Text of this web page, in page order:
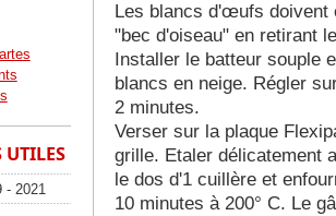
Les blancs d'œufs doivent
"bec d'oiseau" en retirant
Installer le batteur souple
blancs en neige. Régler
2 minutes.
Verser sur la plaque
grille. Etaler délicatement
le dos d'1 cuillère et
10 minutes à 200° C. Le
- 2021